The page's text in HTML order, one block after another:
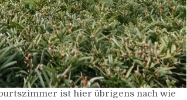
ist hier übrigens nach wie